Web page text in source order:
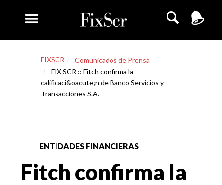
FIXSCR
Comunicados de Prensa
FIX SCR :: Fitch confirma la
calificaci&oacute;n de Banco Servicios y
Transacciones S.A.
ENTIDADES FINANCIERAS
Fitch confirma la